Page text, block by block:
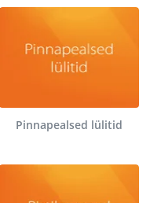
Pinnapealsed lülitid